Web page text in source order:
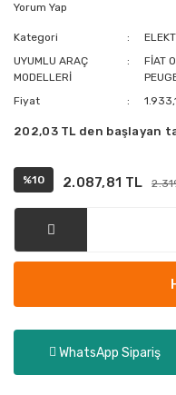
Yorum Yap
Kategori
UYUMLU ARAÇ
MODELLERİ
FİAT
Fiyat
202,03 TL den başlayan
%10 2.087,81 TL
WhatsApp Sipariş